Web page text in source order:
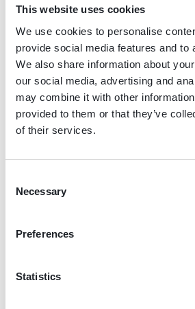
This website uses cookies
We use cookies to personalise
provide social media features and to
We also share information about
our social media, advertising and
may combine it with other
provided to them or that they’ve
of their services.
Selection
Necessary
Preferences
Statistics
électroniques qualifiées,